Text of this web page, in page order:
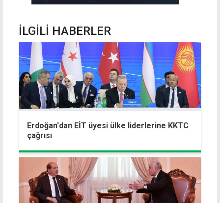
İLGİLİ HABERLER
Erdoğan'dan EİT üyesi ülke liderlerine KKTC
çağrısı